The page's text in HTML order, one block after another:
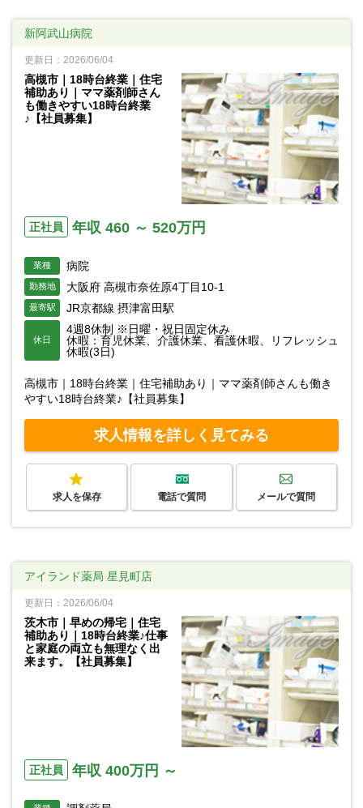
新阿武山病院
更新日：2026/06/04
高槻市｜18時台終業｜住宅
補助あり｜ママ薬剤師さん
も働きやすい18時台終業
♪【社員募集】
正社員 年収 460 ～ 520万円
業種 病院
勤務地 大阪府 高槻市奈佐原4丁目10-1
最寄駅 JR京都線 摂津富田駅
休日
4週8休制 ※日曜・祝日固定休み
休暇：育児休業、介護休業、看護休暇、リフレッシュ
休暇(3日)
高槻市｜18時台終業｜住宅補助あり｜ママ薬剤師さんも働き
やすい18時台終業♪【社員募集】
求人情報を詳しく見てみる
求人を保存 電話で質問 メールで質問
アイランド薬局 星見町店
更新日：2026/06/04
茨木市｜早めの帰宅｜住宅
補助あり｜18時台終業♪仕事
と家庭の両立も無理なく出
来ます。【社員募集】
正社員 年収 400万円 ～